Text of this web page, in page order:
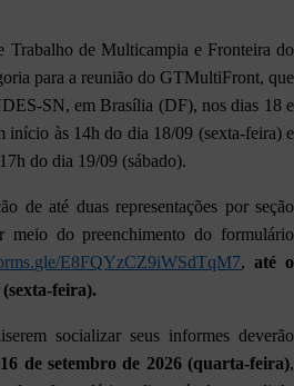
Trabalho de Multicampia e Fronteira do
para a reunião do GTMultiFront, que
SN, em Brasília (DF), nos dias 18 e
início às 14h do dia 18/09 (sexta-feira) e
do dia 19/09 (sábado).
de até duas representações por seção
meio do preenchimento do formulário
E8FQYzCZ9iWSdTqM7,até o
feira).
socializar seus informes deverão
16 de setembro de 2026 (quarta-feira),